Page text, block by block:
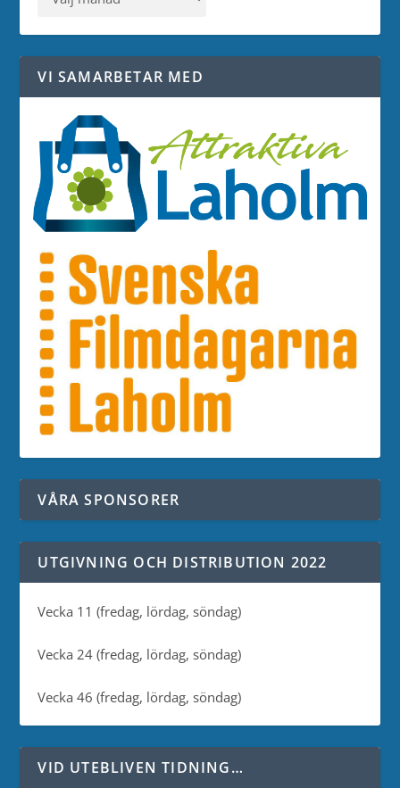
VI SAMARBETAR MED
VÅRA SPONSORER
UTGIVNING OCH DISTRIBUTION 2022
Vecka 11 (fredag, lördag, söndag)
Vecka 24 (fredag, lördag, söndag)
Vecka 46 (fredag, lördag, söndag)
VID UTEBLIVEN TIDNING…